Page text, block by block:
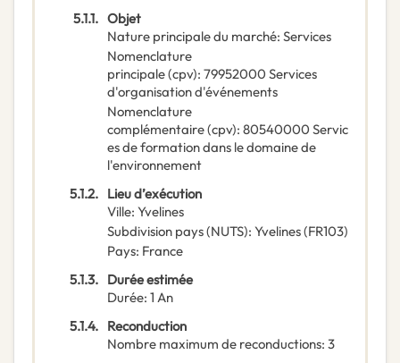
5.1.1. Objet
Nature principale du marché: Services
Nomenclature
principale(cpv): 79952000 Services
d'organisation d'événements
Nomenclature
complémentaire(cpv): 80540000 Servic
es de formation dans le domaine de
l'environnement
5.1.2. Lieu d’exécution
Ville: Yvelines
Subdivision pays (NUTS): Yvelines(FR103)
Pays: France
5.1.3. Durée estimée
Durée: 1 An
5.1.4. Reconduction
Nombre maximum de reconductions: 3